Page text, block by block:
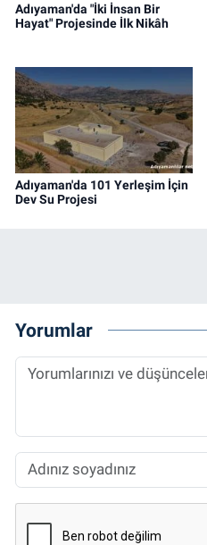
Adıyaman'da "İki İnsan Bir
Hayat" Projesinde İlk Nikâh
Adıyaman'da 101 Yerleşim İçin
Dev Su Projesi
Yorumlar